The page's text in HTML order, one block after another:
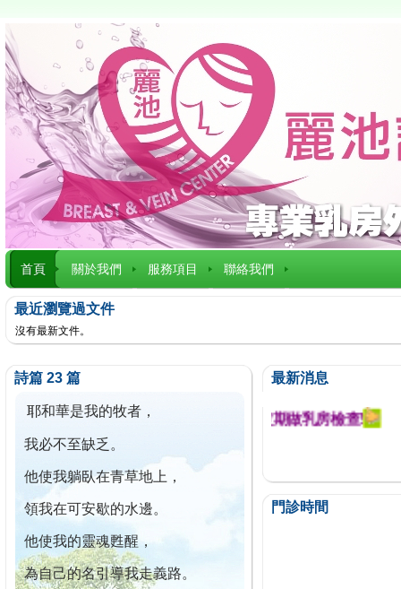
首頁 關於我們 服務項目 聯絡我們
最近瀏覽過文件
沒有最新文件。
詩篇 23 篇
耶和華是我的牧者，
我必不至缺乏。
他使我躺臥在青草地上，
領我在可安歇的水邊。
他使我的靈魂甦醒，
為自己的名引導我走義路。
最新消息
今已篩檢出1700位乳癌患者,提醒您定期做乳房檢查!
門診時間